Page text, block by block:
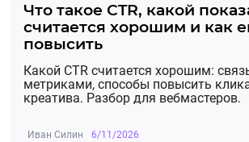
Что такое CTR, какой
считается хорошим и как
повысить
Какой CTR считается хорошим:
метриками, способы повысить
креатива. Разбор для вебмастеров.
Иван Силин 6/11/2026